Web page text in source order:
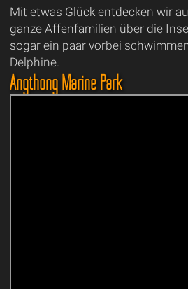
Mit etwas Glück entdecken wir
ganze Affenfamilien über die
sogar ein paar vorbei
Delphine.
Angthong Marine Park